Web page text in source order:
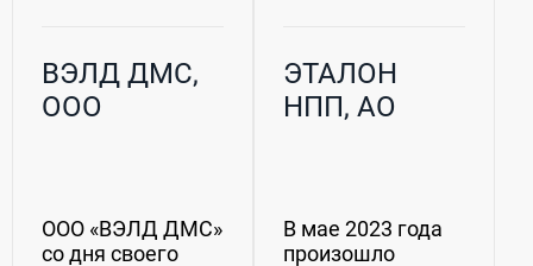
ВЭЛД ДМС,
ООО
ООО «ВЭЛД ДМС»
со дня своего
ЭТАЛОН
НПП, АО
В мае 2023 года
произошло